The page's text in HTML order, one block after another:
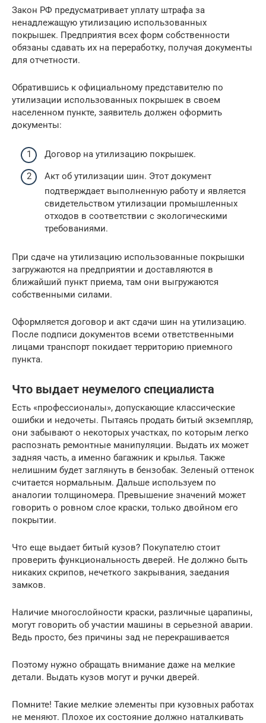
Закон РФ предусматривает уплату штрафа за
ненадлежащую утилизацию использованных
покрышек. Предприятия всех форм собственности
обязаны сдавать их на переработку, получая документы
для отчетности.
Обратившись к официальному представителю по
утилизации использованных покрышек в своем
населенном пункте, заявитель должен оформить
документы:
Договор на утилизацию покрышек.
Акт об утилизации шин. Этот документ
подтверждает выполненную работу и является
свидетельством утилизации промышленных
отходов в соответствии с экологическими
требованиями.
При сдаче на утилизацию использованные покрышки
загружаются на предприятии и доставляются в
ближайший пункт приема, там они выгружаются
собственными силами.
Оформляется договор и акт сдачи шин на утилизацию.
После подписи документов всеми ответственными
лицами транспорт покидает территорию приемного
пункта.
Что выдает неумелого специалиста
Есть «профессионалы», допускающие классические
ошибки и недочеты. Пытаясь продать битый экземпляр,
они забывают о некоторых участках, по которым легко
распознать ремонтные манипуляции. Выдать их может
задняя часть, а именно багажник и крылья. Также
нелишним будет заглянуть в бензобак. Зеленый оттенок
считается нормальным. Дальше используем по
аналогии толщиномера. Превышение значений может
говорить о ровном слое краски, только двойном его
покрытии.
Что еще выдает битый кузов? Покупателю стоит
проверить функциональность дверей. Не должно быть
никаких скрипов, нечеткого закрывания, заедания
замков.
Наличие многослойности краски, различные царапины,
могут говорить об участии машины в серьезной аварии.
Ведь просто, без причины зад не перекрашивается
Поэтому нужно обращать внимание даже на мелкие
детали. Выдать кузов могут и ручки дверей.
Помните! Такие мелкие элементы при кузовных работах
не меняют. Плохое их состояние должно наталкивать